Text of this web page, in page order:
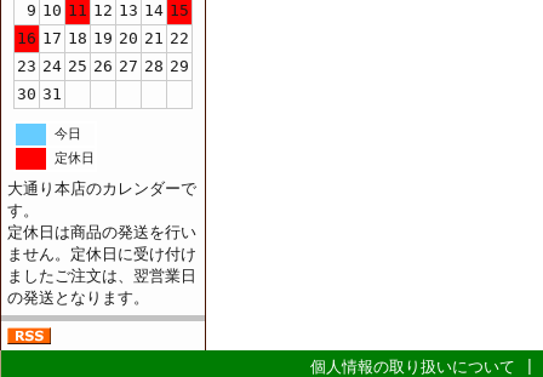
9 10 11 12 13 14 15
16 17 18 19 20 21 22
23 24 25 26 27 28 29
30 31
今日
定休日
大通り本店のカレンダーで
す。
定休日は商品の発送を行い
ません。定休日に受け付け
ましたご注文は、翌営業日
の発送となります。
個人情報の取り扱いについて